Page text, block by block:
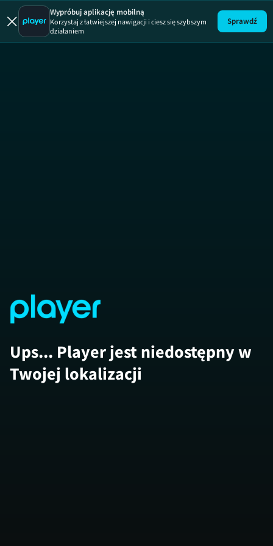
Zakup w
Wypróbuj aplikację mobilną
Korzystaj z łatwiejszej nawigacji i ciesz się szybszym
działaniem
Sprawdź
Ups... Player jest niedostępny w
Twojej lokalizacji